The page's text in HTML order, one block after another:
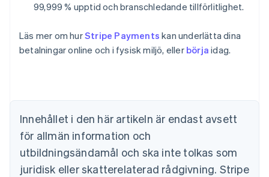
99,999 % upptid och branschledande tillförlitlighet.
Läs mer om hurStripe Payments kan underlätta dina
betalningar online och i fysisk miljö, eller börja idag.
Innehållet i den här artikeln är endast avsett
för allmän information och
utbildningsändamål och ska inte tolkas som
juridisk eller skatterelaterad rådgivning. Stripe
Australien
Belgien
NederlandsFrançaisDeutschEnglish
Brasilien
English
Danmark
English
Estland
English